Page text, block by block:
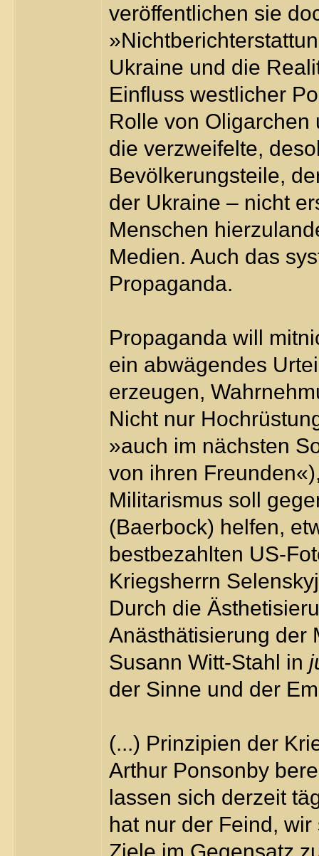
veröffentlichen sie
Ukraine und die
Einfluss westlicher
Rolle von
die verzweifelte,
Bevölkerungsteile,
der Ukraine – nicht
Menschen
Medien. Auch das
Propaganda.
Propaganda will
ein abwägendes
erzeugen,
Nicht nur
»auch im nächsten
von ihren
Militarismus soll
(Baerbock) helfen,
bestbezahlten US-
Kriegsherrn
Durch die
Anästhätisierung der
Susann Witt-Stahl in
der Sinne und der
(...) Prinzipien der
Arthur Ponsonby
lassen sich derzeit
hat nur der Feind,
Ziele im Gegensatz